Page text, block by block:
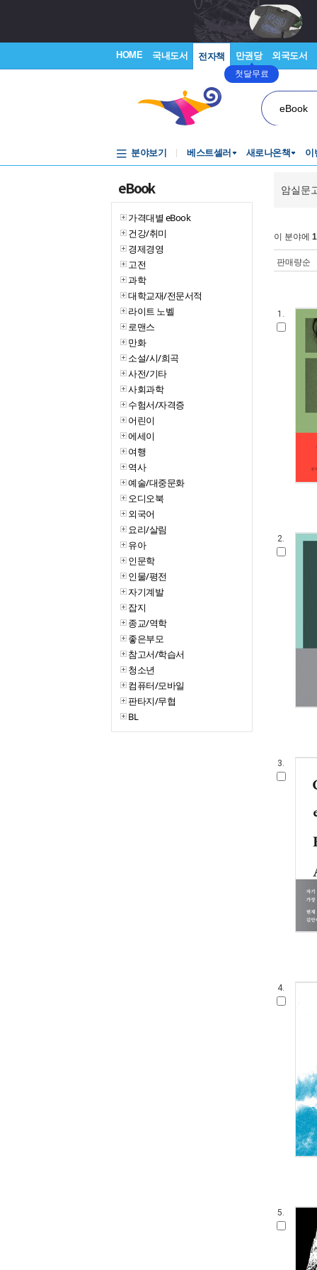
HOME 국내도서 전자책 만권당
첫달무료
외국도서
eBook
분야보기 베스트셀러 새로나온책 이
eBook
가격대별 eBook
건강/취미
경제경영
고전
과학
대학교재/전문서적
라이트 노벨
로맨스
만화
소설/시/희곡
사전/기타
사회과학
수험서/자격증
어린이
에세이
여행
역사
예술/대중문화
오디오북
외국어
요리/살림
유아
인문학
인물/평전
자기계발
잡지
종교/역학
좋은부모
참고서/학습서
청소년
컴퓨터/모바일
판타지/무협
BL
암실문
이 분야에
판매량순
1.
2.
3.
4.
5.